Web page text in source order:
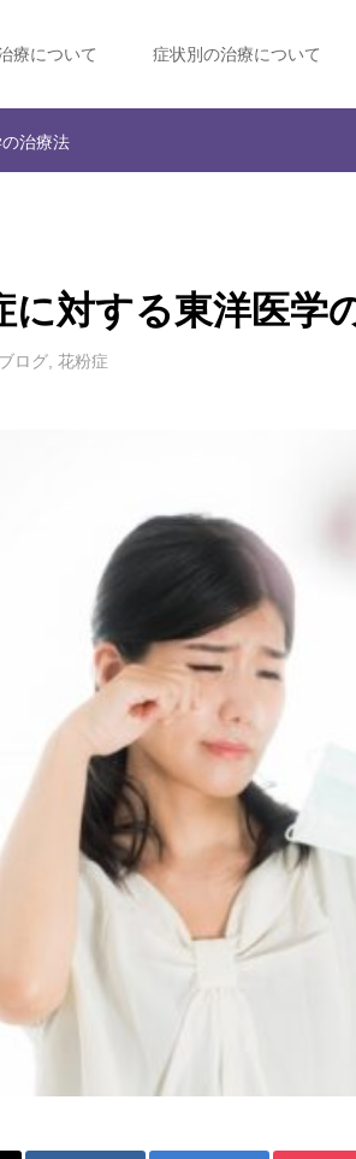
療について 症状別の治療について
治療法
に対する東洋医学
ブログ 花粉症